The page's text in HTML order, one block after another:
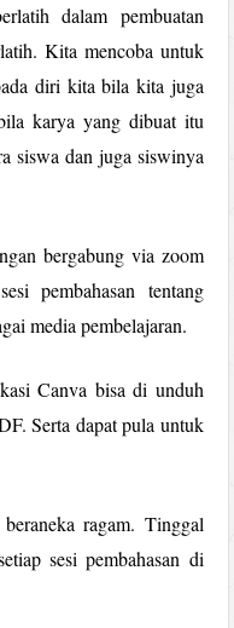
dalam pembuatan
Kita mencoba untuk
diri kita bila kita juga
karya yang dibuat itu
siswa dan juga siswinya
bergabung via zoom
pembahasan tentang
media pembelajaran.
Canva bisa di unduh
Serta dapat pula untuk
ragam. Tinggal
sesi pembahasan di